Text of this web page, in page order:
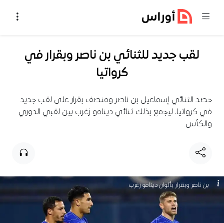
لقب جديد للثنائي بن ناصر وبقرار في
كرواتيا
حصد الثنائي إسماعيل بن ناصر ومنصف بقرار على لقب جديد
في كرواتيا، ليجمع بذلك ثنائي دينامو زغرب بين لقبي الدوري
والكأس.
بن ناصر وبقرار بألوان دينامو زغرب